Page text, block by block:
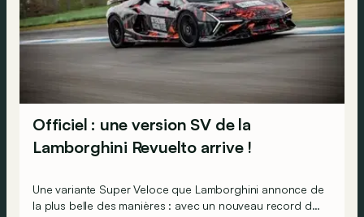
Officiel : une version SV de la
Lamborghini Revuelto arrive !
Une variante Super Veloce que Lamborghini annonce de
la plus belle des manières : avec un nouveau record du